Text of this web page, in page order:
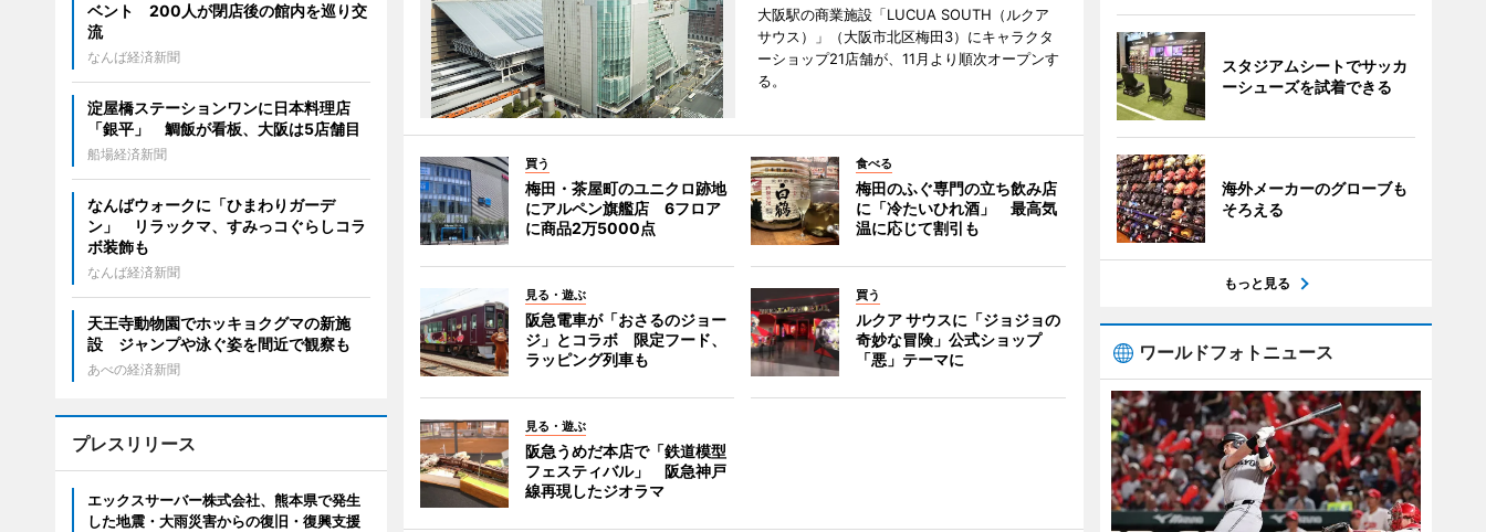
大阪駅の商業施設「LUCUA SOUTH（ルクア
サウス）」（大阪市北区梅田3）にキャラクタ
ーショップ21店舗が、11月より順次オープンす
る。
買う
梅田・茶屋町のユニクロ跡地
にアルペン旗艦店 6フロア
に商品2万5000点
食べる
梅田のふぐ専門の立ち飲み店
に「冷たいひれ酒」 最高気
温に応じて割引も
見る・遊ぶ
阪急電車が「おさるのジョー
ジ」とコラボ 限定フード、
ラッピング列車も
買う
ルクア サウスに「ジョジョの
奇妙な冒険」公式ショップ
「悪」テーマに
見る・遊ぶ
阪急うめだ本店で「鉄道模型
フェスティバル」 阪急神戸
線再現したジオラマ
ベント 200人が閉店後の館内を巡り交
流
なんば経済新聞
淀屋橋ステーションワンに日本料理店
「銀平」 鯛飯が看板、大阪は5店舗目
船場経済新聞
なんばウォークに「ひまわりガーデ
ン」 リラックマ、すみっコぐらしコラ
ボ装飾も
なんば経済新聞
天王寺動物園でホッキョクグマの新施
設 ジャンプや泳ぐ姿を間近で観察も
あべの経済新聞
プレスリリース
エックスサーバー株式会社、熊本県で発生
した地震・大雨災害からの復旧・復興支援
スタジアムシートでサッカ
ーシューズを試着できる
海外メーカーのグローブも
そろえる
もっと見る
ワールドフォトニュース